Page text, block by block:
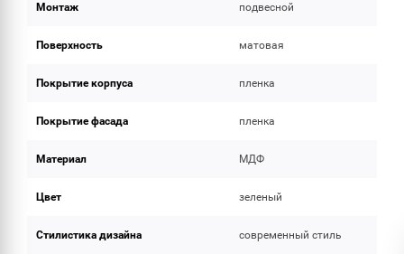
Монтаж подвесной
Поверхность матовая
Покрытие корпуса пленка
Покрытие фасада пленка
Материал МДФ
Цвет зеленый
Стилистика дизайна современный стиль